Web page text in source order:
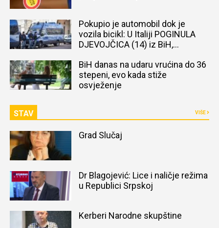
Pokupio je automobil dok je
vozila bicikl: U Italiji POGINULA
DJEVOJČICA (14) iz BiH,
BiH danas na udaru vrućina do 36
stepeni, evo kada stiže
osvježenje
STAV VIŠE
Grad Slučaj
Dr Blagojević: Lice i naličje režima
u Republici Srpskoj
Kerberi Narodne skupštine